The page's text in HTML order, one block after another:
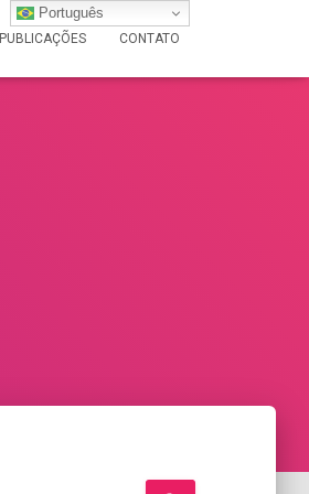
PUBLICAÇÕES CONTATO
Português